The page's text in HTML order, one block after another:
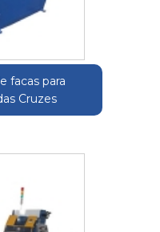
facas para
Cruzes